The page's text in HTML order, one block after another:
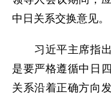
中日关系交换意见。
习近平主席指出
是要严格遵循中日
关系沿着正确方向